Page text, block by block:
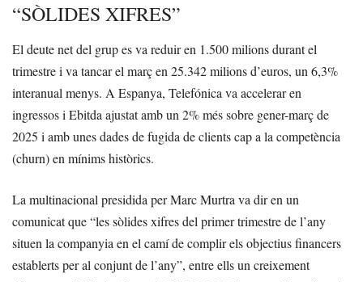
“SÒLIDES XIFRES”
El deute net del grup es va reduir en 1.500 milions durant el
trimestre i va tancar el març en 25.342 milions d’euros, un 6,3%
interanual menys. A Espanya, Telefónica va accelerar en
ingressos i Ebitda ajustat amb un 2% més sobre gener-març de
2025 i amb unes dades de fugida de clients cap a la competència
(churn) en mínims històrics.
La multinacional presidida per Marc Murtra va dir en un
comunicat que “les sòlides xifres del primer trimestre de l’any
situen la companyia en el camí de complir els objectius financers
establerts per al conjunt de l’any”, entre ells un creixement